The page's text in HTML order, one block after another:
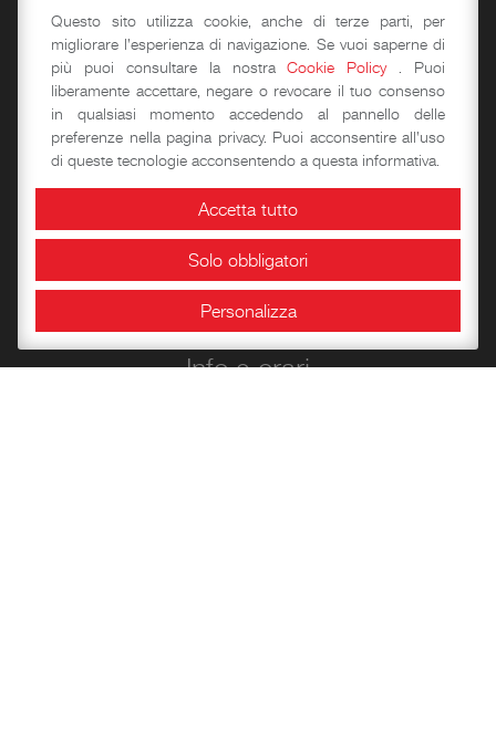
Didattica
Laboratori storico-didattici
Spazi per eventi
Area Congressuale
Sale espositive
Info e orari
Questo sito utilizza cookie, anche di terze parti, per
migliorare l'esperienza di navigazione. Se vuoi saperne di
più puoi consultare la nostraCookie Policy . Puoi
liberamente accettare, negare o revocare il tuo consenso
in qualsiasi momento accedendo al pannello delle
preferenze nella pagina privacy. Puoi acconsentire all'uso
di queste tecnologie acconsentendo a questa informativa.
Accetta tutto
Solo obbligatori
Personalizza